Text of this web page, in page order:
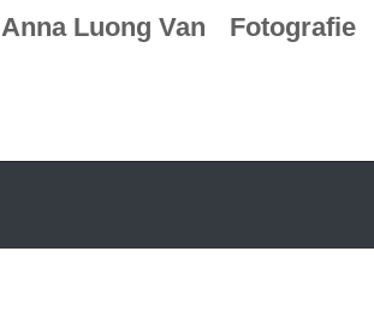
Anna Luong Van Fotografie